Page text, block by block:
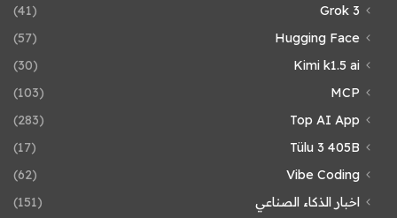
Grok 3
(41)
Hugging Face
(57)
Kimi k1.5 ai
(30)
MCP
(103)
Top AI App
(283)
Tülu 3 405B
(17)
Vibe Coding
(62)
اخبار الذكاء الصناعي
(151)